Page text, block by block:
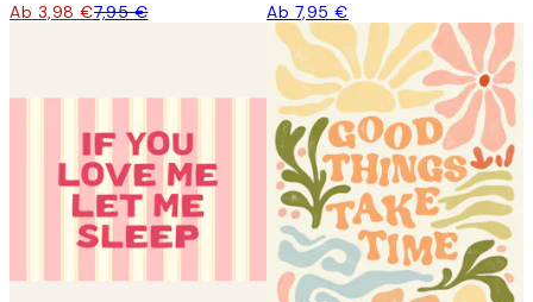
Ab 3,98 €7,95 € Ab 7,95 €